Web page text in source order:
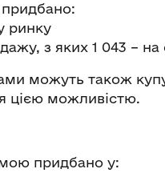
придбано:
ринку
з яких 1 043 – на
можуть також
цією можливістю.
придбано у: